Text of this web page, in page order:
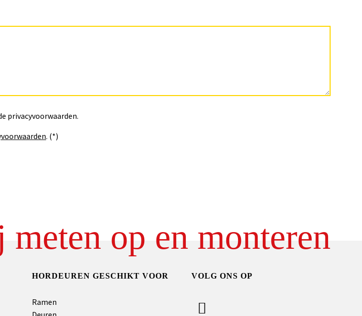
privacyvoorwaarden.
. (*)
op en monteren
HORDEUREN GESCHIKT VOOR
Ramen
VOLG ONS OP